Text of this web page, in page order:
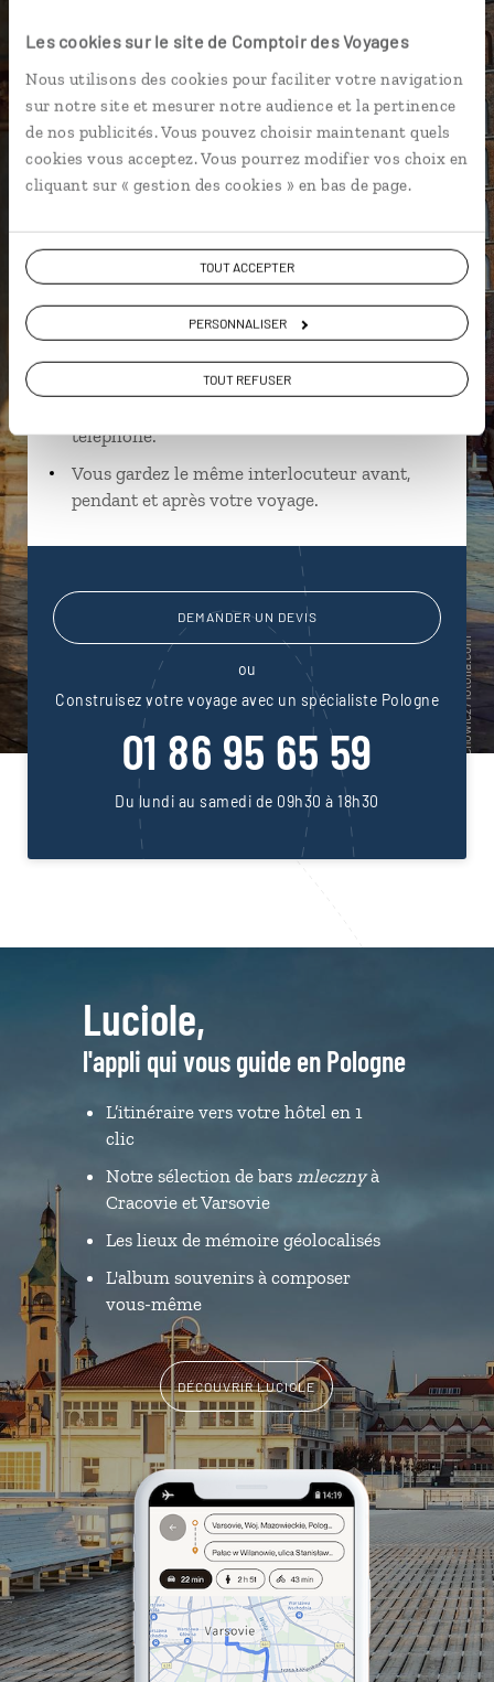
Les cookies sur le site de Comptoir des Voyages
Nous utilisons des cookies pour faciliter votre navigation
sur notre site et mesurer notre audience et la pertinence
de nos publicités. Vous pouvez choisir maintenant quels
cookies vous acceptez. Vous pourrez modifier vos choix en
cliquant sur « gestion des cookies » en bas de page.
TOUT ACCEPTER
PERSONNALISER
TOUT REFUSER
Mine de sel de Wieliczka Poznan Sopot
Morgane,
spécialiste Pologne
Suivez vos envies et demandez conseils à nos
Ils sauront organiser votre itinéraire au plus
près de vos envies et de la réalité du pays.
Échangez en face à face ou depuis nos studios
téléphone.
Vous gardez le même interlocuteur avant,
pendant et après votre voyage.
DEMANDER UN DEVIS
ou
Construisez votre voyage avec un spécialiste Pologne
01 86 95 65 59
Du lundi au samedi de 09h30 à 18h30
Luciole,
l'appli qui vous guide en Pologne
L’itinéraire vers votre hôtel en 1
clic
Notre sélection de bars mlecznyà
Cracovie et Varsovie
Les lieux de mémoire géolocalisés
L'album souvenirs à composer
vous-même
DÉCOUVRIR LUCIOLE